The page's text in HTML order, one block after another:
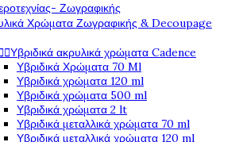
Ζωγραφικής
Χρώματα Ζωγραφικής & Decoupage
Υβριδικά ακρυλικά χρώματα Cadence
Υβριδικά Χρώματα 70 Ml
Υβριδικά χρώματα 120 ml
Υβριδικά χρώματα 500 ml
Υβριδικά χρώματα 2 lt
Υβριδικά μεταλλικά χρώματα 70 ml
Υβριδικά μεταλλικά χρώματα 120 ml